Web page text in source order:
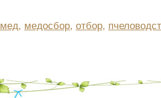
мед, медосбор, отбор,